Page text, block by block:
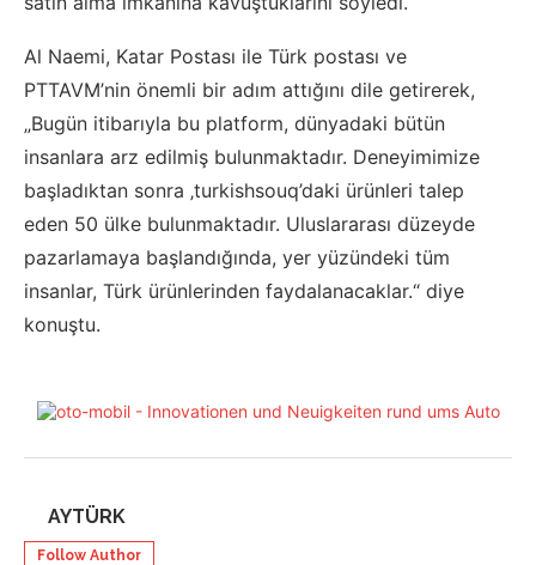
Al Naemi, Katar Postası ile Türk postası ve
PTTAVM’nin önemli bir adım attığını dile getirerek,
„Bugün itibarıyla bu platform, dünyadaki bütün
insanlara arz edilmiş bulunmaktadır. Deneyimimize
başladıktan sonra ‚turkishsouq’daki ürünleri talep
eden 50 ülke bulunmaktadır. Uluslararası düzeyde
pazarlamaya başlandığında, yer yüzündeki tüm
insanlar, Türk ürünlerinden faydalanacaklar.“ diye
konuştu.
AYTÜRK
Follow Author